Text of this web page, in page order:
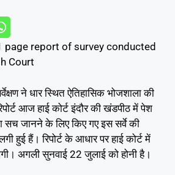
page report of survey conducted
Court
ने धार स्थित ऐतिहासिक भोजशाला की
आज हाई कोर्ट इंदौर की खंडपीठ में पेश
सच जानने के लिए किए गए इस सर्वे की
हुई हैं। रिपोर्ट के आधार पर हाई कोर्ट में
अगली सुनवाई 22 जुलाई को होनी है।